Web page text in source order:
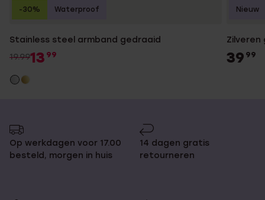
Stainless steel armband gedraaid
19.9913 99
-30% Waterproof
39 99
Nieuw
Op werkdagen voor 17.00
besteld, morgen in huis
14 dagen gratis
retourneren